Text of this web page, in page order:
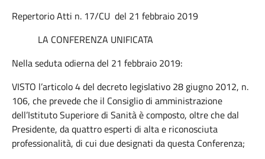
Repertorio Atti n. 17/CU del 21 febbraio 2019
LA CONFERENZA UNIFICATA
Nella seduta odierna del 21 febbraio 2019:
VISTO l’articolo 4 del decreto legislativo 28 giugno 2012, n.
106, che prevede che il Consiglio di amministrazione
dell’Istituto Superiore di Sanità è composto, oltre che dal
Presidente, da quattro esperti di alta e riconosciuta
professionalità, di cui due designati da questa Conferenza;